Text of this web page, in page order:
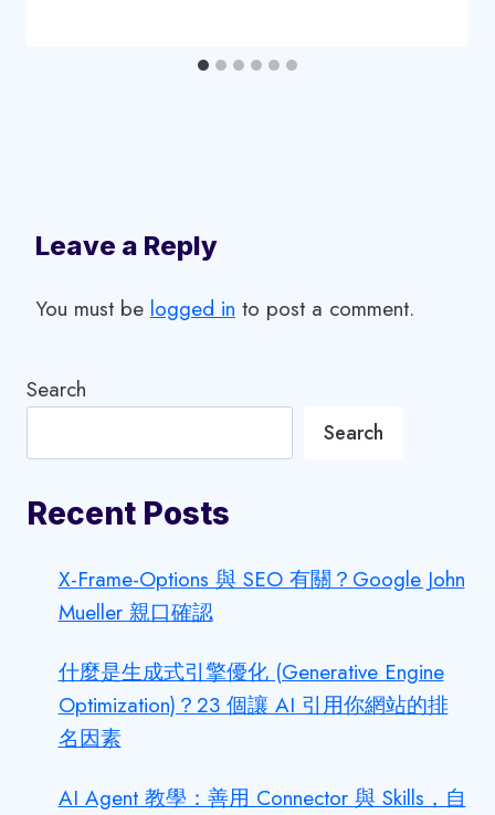
Leave a Reply
You must be logged in to post a comment.
Search
Search
Recent Posts
X-Frame-Options 與 SEO 有關？Google John
Mueller 親口確認
什麼是生成式引擎優化 (Generative Engine
Optimization)？23 個讓 AI 引用你網站的排
名因素
AI Agent 教學：善用 Connector 與 Skills，自